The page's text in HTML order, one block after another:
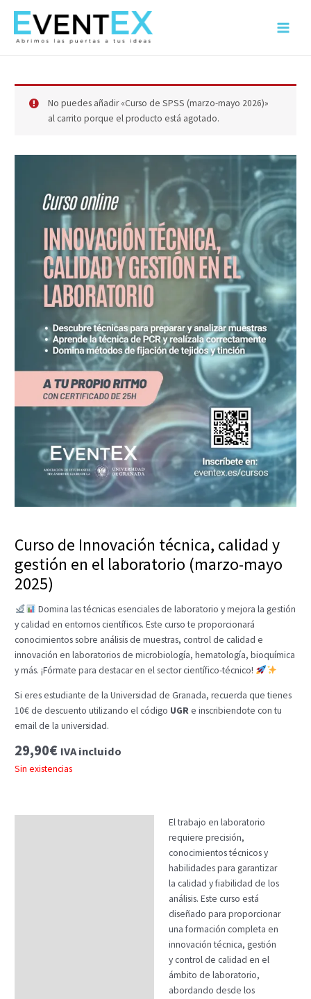
contenido
Main
No puedes añadir «Curso de SPSS (marzo-mayo 2026)»
al carrito porque el producto está agotado.
Curso de Innovación técnica, calidad y
gestión en el laboratorio (marzo-mayo
2025)
Domina las técnicas esenciales de laboratorio y mejora la gestión
y calidad en entornos científicos. Este curso te proporcionará
conocimientos sobre análisis de muestras, control de calidad e
innovación en laboratorios de microbiología, hematología, bioquímica
y más. ¡Fórmate para destacar en el sector científico-técnico!
Si eres estudiante de la Universidad de Granada, recuerda que tienes
10€ de descuento utilizando el código UGRe inscribiendote con tu
email de la universidad.
29,90€ IVA incluido
Sin existencias
El trabajo en laboratorio
requiere precisión,
conocimientos técnicos y
habilidades para garantizar
la calidad y fiabilidad de los
análisis. Este curso está
diseñado para proporcionar
una formación completa en
innovación técnica, gestión
y control de calidad en el
ámbito de laboratorio,
abordando desde los